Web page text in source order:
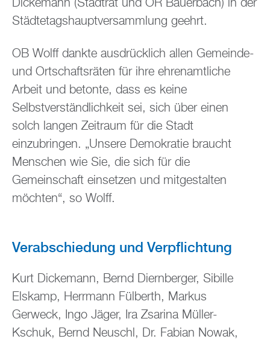
Dickemann (Stadtrat und OR Bauerbach) in der
Städtetagshauptversammlung geehrt.
OB Wolff dankte ausdrücklich allen Gemeinde-
und Ortschaftsräten für ihre ehrenamtliche
Arbeit und betonte, dass es keine
Selbstverständlichkeit sei, sich über einen
solch langen Zeitraum für die Stadt
einzubringen. „Unsere Demokratie braucht
Menschen wie Sie, die sich für die
Gemeinschaft einsetzen und mitgestalten
möchten“, so Wolff.
Verabschiedung und Verpflichtung
Kurt Dickemann, Bernd Diernberger, Sibille
Elskamp, Herrmann Fülberth, Markus
Gerweck, Ingo Jäger, Ira Zsarina Müller-
Kschuk, Bernd Neuschl, Dr. Fabian Nowak,